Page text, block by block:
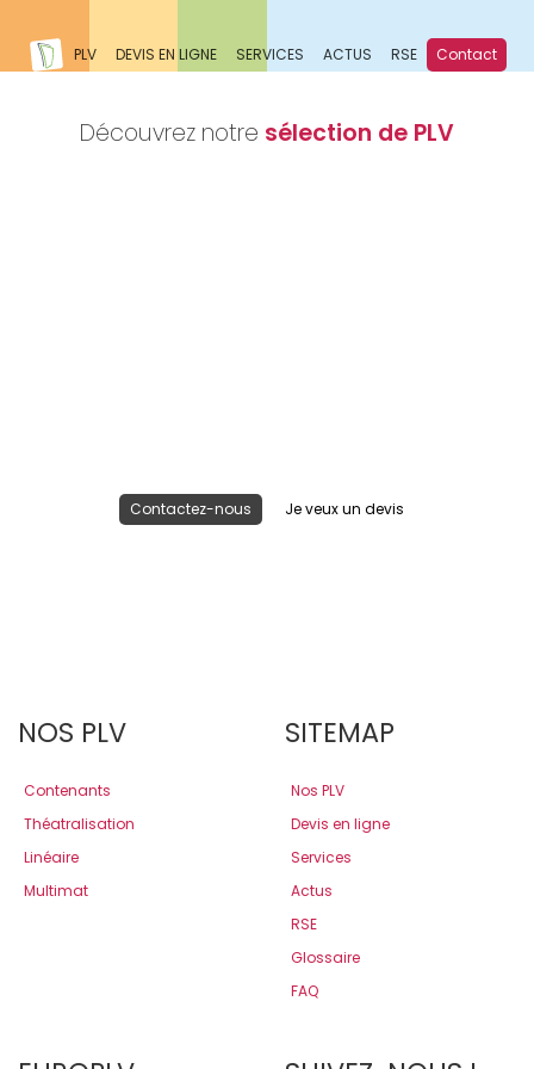
PLV DEVIS EN LIGNE SERVICES ACTUS RSE Contact
Découvrez notre sélection de PLV
Contactez-nous Je veux un devis
NOS PLV
Contenants
Théatralisation
Linéaire
Multimat
SITEMAP
Nos PLV
Devis en ligne
Services
Actus
RSE
Glossaire
FAQ